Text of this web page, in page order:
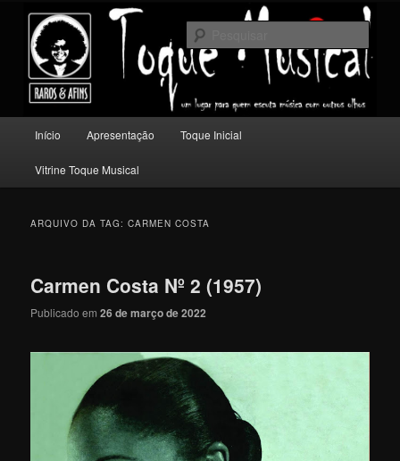
conteúdo
principal
conteúdo
secundário
Toque Musical
Um lugar para quem escuta música com outros olhos.
principal
Início Apresentação Toque Inicial
Vitrine Toque Musical
ARQUIVO DA TAG:CARMEN COSTA
Carmen Costa Nº 2 (1957)
Publicado em26 de março de 2022